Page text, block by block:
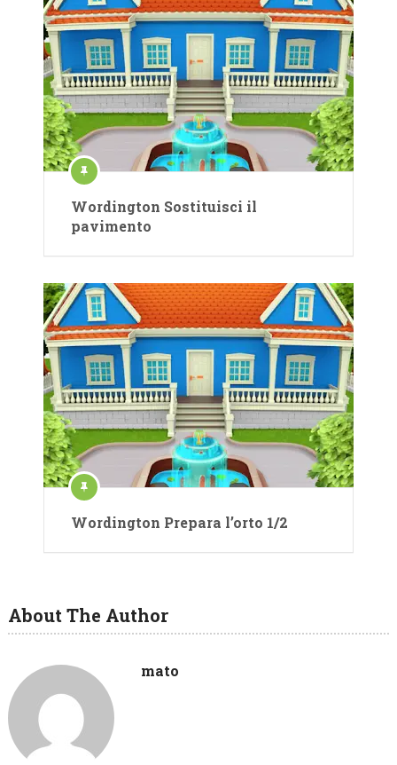
Wordington Sostituisci il
pavimento
Wordington Prepara l’orto 1/2
About The Author
mato